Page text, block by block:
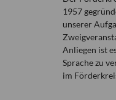
1957
unserer
Anliegen ist
Sprache zu
im